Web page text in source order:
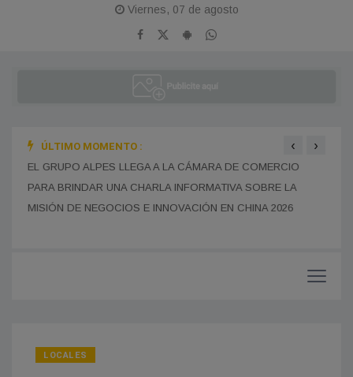
Viernes, 07 de agosto
ÚLTIMO MOMENTO :
EL GRUPO ALPES LLEGA A LA CÁMARA DE COMERCIO
PARA BRINDAR UNA CHARLA INFORMATIVA SOBRE LA
MISIÓN DE NEGOCIOS E INNOVACIÓN EN CHINA 2026
‹ ›
LOCALES